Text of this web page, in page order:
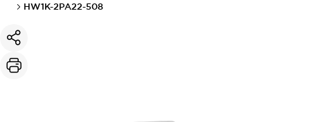
HW1K-2PA22-508